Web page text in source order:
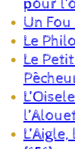
pour
Un Fou
Le
Le